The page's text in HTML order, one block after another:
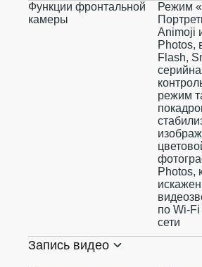
Функции фронтальной
камеры
Режим
Animoji
Photos,
Flash,
режим
Photos,
по
сети
Запись видео